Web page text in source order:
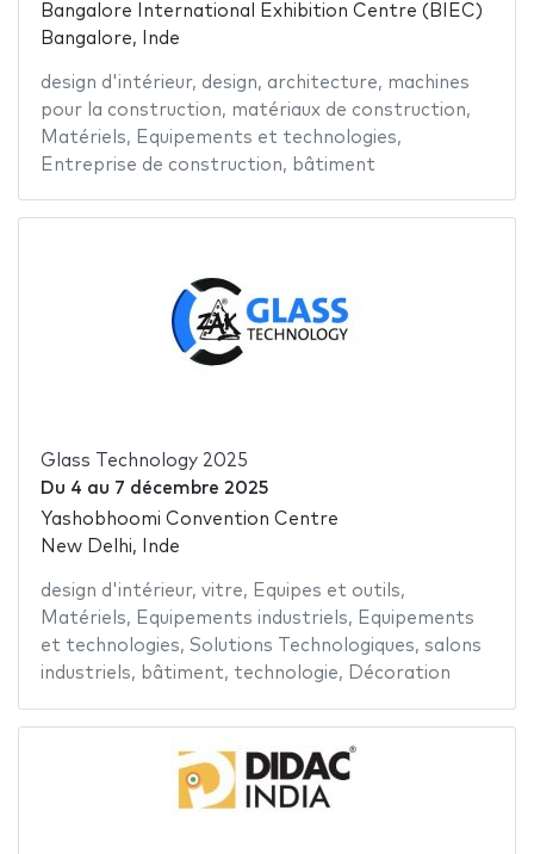
Bangalore International Exhibition Centre (BIEC)
Bangalore, Inde
design d'intérieur, design, architecture, machines
pour la construction, matériaux de construction,
Matériels, Equipements et technologies,
Entreprise de construction, bâtiment
Glass Technology 2025
Du 4 au 7 décembre 2025
Yashobhoomi Convention Centre
New Delhi, Inde
design d'intérieur, vitre, Equipes et outils,
Matériels, Equipements industriels, Equipements
et technologies, Solutions Technologiques, salons
industriels, bâtiment, technologie, Décoration